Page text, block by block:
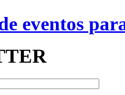
eventos